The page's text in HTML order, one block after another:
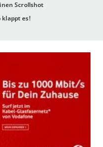
Scrollshot
klappt es!